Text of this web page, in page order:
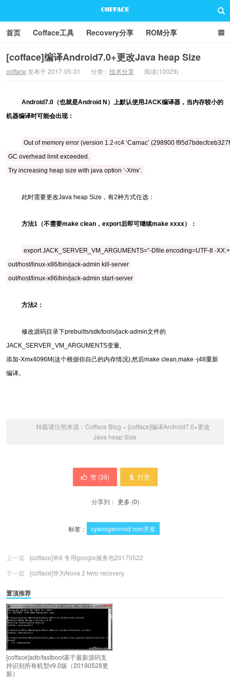
首页 Cofface工具 Recovery分享 ROM分享
技术分享 联系方式
[cofface]编译Android7.0+更改Java heap Size
cofface 发布于 2017-05-31 分类： 技术分享 阅读(10029)
Android7.0（也就是Android N）上默认使用JACK编译器，当内存较小的
机器编译时可能会出现：
Out of memory error (version 1.2-rc4 ‘Carnac’ (298900
GC overhead limit exceeded.
Try increasing heap size with java option ‘-Xmx’.
此时需要更改Java heap Size，有2种方式任选：
方法1（不需要make clean，export后即可继续make xxxx）：
export JACK_SERVER_VM_ARGUMENTS=”-Dfile.encoding=UTF-8 -
out/host/linux-x86/bin/jack-admin kill-server
out/host/linux-x86/bin/jack-admin start-server
方法2：
修改源码目录下prebuilts/sdk/tools/jack-admin文件的
JACK_SERVER_VM_ARGUMENTS变量,
添加-Xmx4096M(这个根据你自己的内存情况),然后make clean,make -j48重新
编译。
转载请注明来源： Cofface Blog » [cofface]编译Android7.0+更改
Java heap Size
赞 (39) 打赏
分享到： 更多 (0)
标签： cyanogenmod rom开发
上一篇
[cofface]米6 专用google服务包20170522
下一篇
[cofface]华为Nova 2 twrp recovery
置顶推荐
[cofface]adb/fastboot基于最新源码支
持识别所有机型v9.0版（20190528更
新）